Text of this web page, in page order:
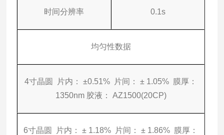
时间分辨率 0.1s
均匀性数据
4寸晶圆 片内： ±0.51% 片间： ± 1.05% 膜厚：
1350nm 胶液： AZ1500(20CP)
6寸晶圆 片内： ± 1.18% 片间： ± 1.86% 膜厚：